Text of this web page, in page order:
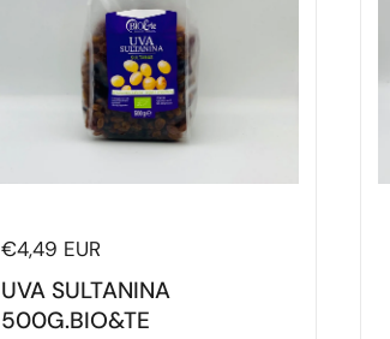
Prezzo di listino
€4,49 EUR
UVA SULTANINA
500G.BIO&TE